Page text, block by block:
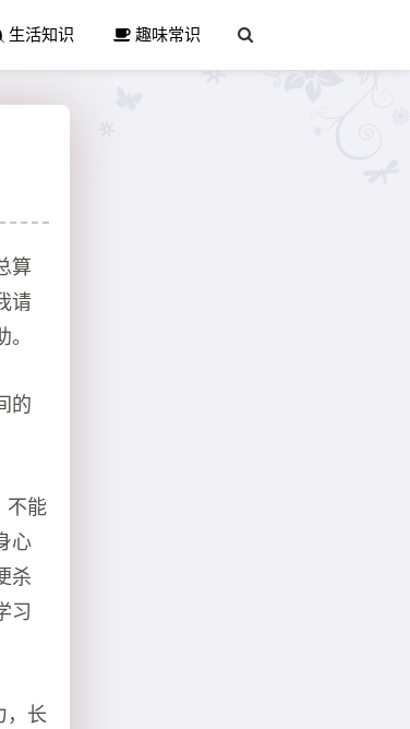
生活知识 趣味常识
算
请
的
不能
心
杀
习
，长